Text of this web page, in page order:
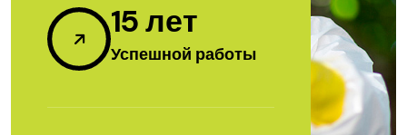
15лет
Успешной работы